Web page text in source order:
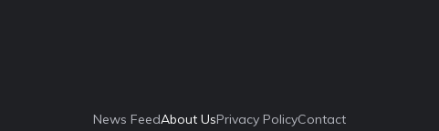
News FeedAbout UsPrivacy PolicyContact